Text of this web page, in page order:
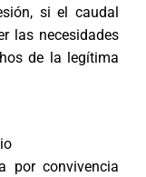
si el caudal
las necesidades
de la legítima
por convivencia